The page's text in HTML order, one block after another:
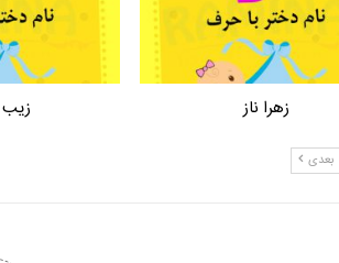
زهرا ناز زیب
بعدی